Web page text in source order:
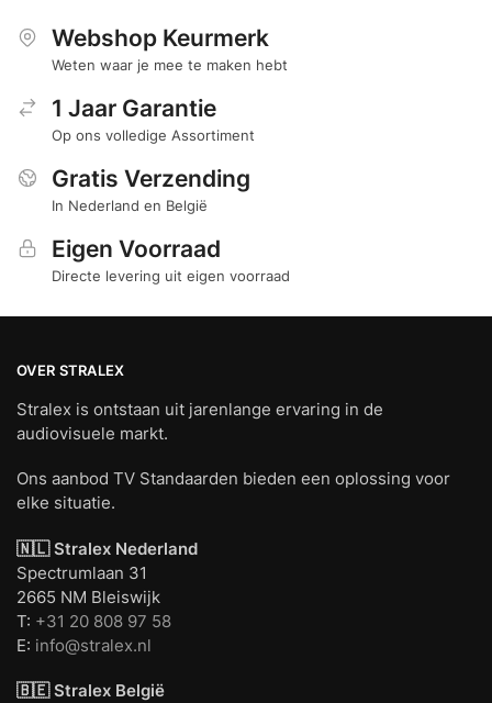
Webshop Keurmerk
Weten waar je mee te maken hebt
1 Jaar Garantie
Op ons volledige Assortiment
Gratis Verzending
In Nederland en België
Eigen Voorraad
Directe levering uit eigen voorraad
OVER STRALEX
Stralex is ontstaan uit jarenlange ervaring in de
audiovisuele markt.
Ons aanbod TV Standaarden bieden een oplossing voor
elke situatie.
🇳🇱 Stralex Nederland
Spectrumlaan 31
2665 NM Bleiswijk
T: +31 20 808 97 58
E: info@stralex.nl
🇧🇪 Stralex België